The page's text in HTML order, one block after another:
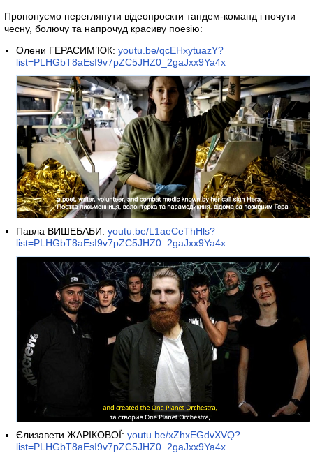
Пропонуємо переглянути відеопроєкти тандем-команд і почути
чесну, болючу та напрочуд красиву поезію:
Олени ГЕРАСИМ’ЮК:youtu.be/qcEHxytuazY?
list=PLHGbT8aEsI9v7pZC5JHZ0_2gaJxx9Ya4x
Павла ВИШЕБАБИ:youtu.be/L1aeCeThHls?
list=PLHGbT8aEsI9v7pZC5JHZ0_2gaJxx9Ya4x
Єлизавети ЖАРІКОВОЇ:youtu.be/xZhxEGdvXVQ?
list=PLHGbT8aEsI9v7pZC5JHZ0_2gaJxx9Ya4x